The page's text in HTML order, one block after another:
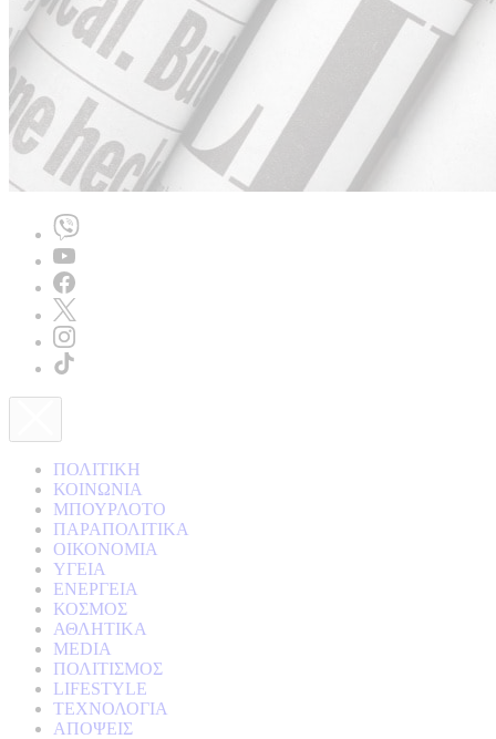
ΠΟΛΙΤΙΚΗ
ΚΟΙΝΩΝΙΑ
ΜΠΟΥΡΛΟΤΟ
ΠΑΡΑΠΟΛΙΤΙΚΑ
ΟΙΚΟΝΟΜΙΑ
ΥΓΕΙΑ
ΕΝΕΡΓΕΙΑ
ΚΟΣΜΟΣ
ΑΘΛΗΤΙΚΑ
MEDIA
ΠΟΛΙΤΙΣΜΟΣ
LIFESTYLE
ΤΕΧΝΟΛΟΓΙΑ
ΑΠΟΨΕΙΣ